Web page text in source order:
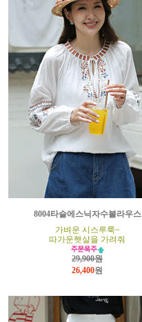
8004타슬에스닉자수블라우스
가벼운 시스루룩~
따가운햇살을 가려줘
29,900원
26,400원